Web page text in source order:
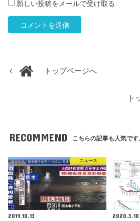
新しい投稿をメールで受け取る
トップページへ
ト
RECOMMEND こちらの記事も人気です
ニュース
2019.10.13
2020.3.10